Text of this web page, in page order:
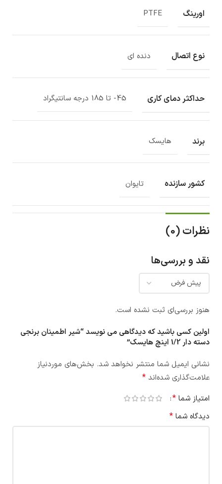
اورینگ PTFE
نوع اتصال دنده ای
حداکثر دمای کاری 45- تا 185 درجه سانتیگراد
برند هایسک
کشور سازنده تایوان
نظرات (0)
نقد و بررسی‌ها
هنوز بررسی‌ای ثبت نشده است.
اولین کسی باشید که دیدگاهی می نویسد “شیر اطمینان برنجی
دسته دار 1/2 اینچ هایسک”
نشانی ایمیل شما منتشر نخواهد شد. بخش‌های موردنیاز
علامت‌گذاری شده‌اند *
امتیاز شما *
دیدگاه شما *